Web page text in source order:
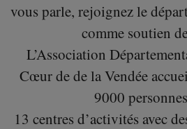
vous parle, rejoignez le
comme soutien
L’Association
Cœur de de la Vendée
9000
13 centres d’activités avec